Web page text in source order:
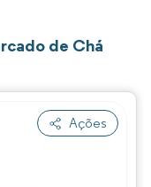
de Chá
Ações